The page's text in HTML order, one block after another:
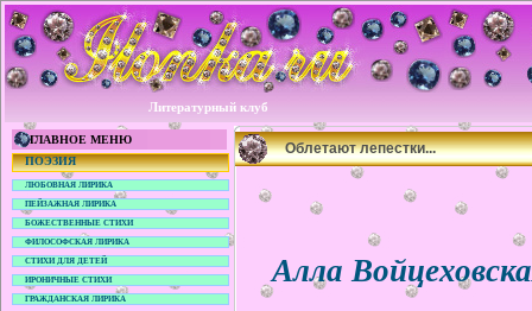
Литературный клуб
ГЛАВНОЕ МЕНЮ
ПОЭЗИЯ
ЛЮБОВНАЯ ЛИРИКА
ПЕЙЗАЖНАЯ ЛИРИКА
БОЖЕСТВЕННЫЕ СТИХИ
ФИЛОСОФСКАЯ ЛИРИКА
СТИХИ ДЛЯ ДЕТЕЙ
ИРОНИЧНЫЕ СТИХИ
ГРАЖДАНСКАЯ ЛИРИКА
Облетают лепестки...
Алла